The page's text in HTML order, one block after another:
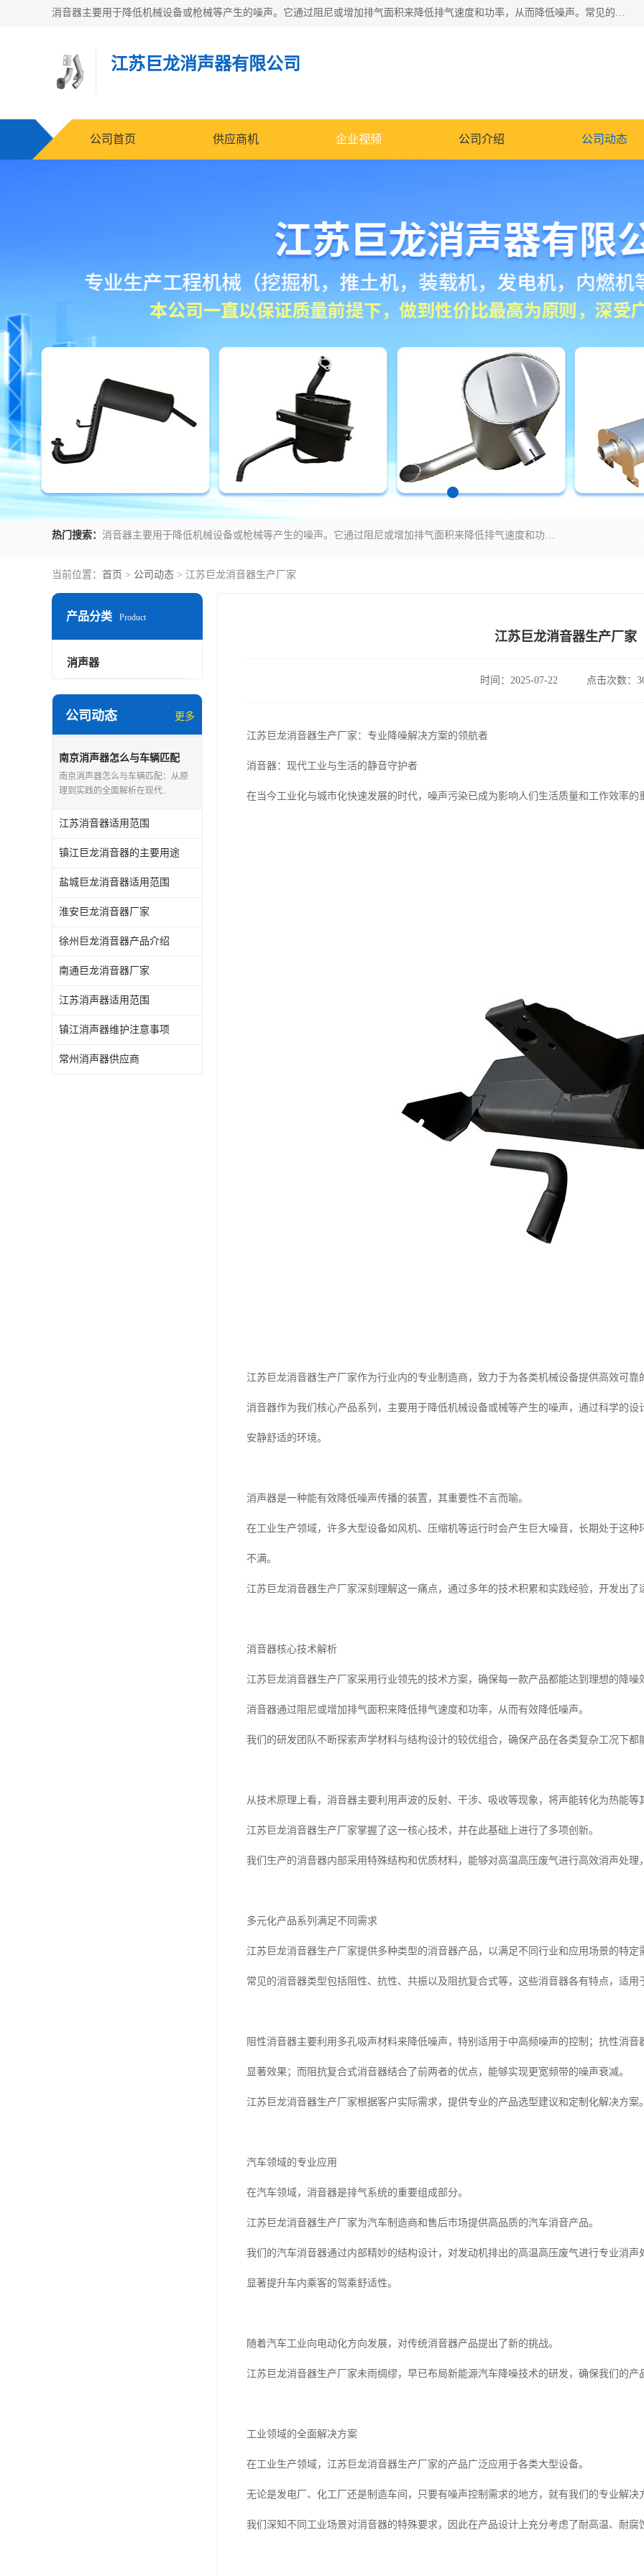
消音器主要用于降低机械设备或枪械等产生的噪声。它通过阻尼或增加排气面积来降低排气速度和功率，从而降低噪声。常见的消音器类型包括阻性消声器、抗性消声器、共振消声器以及阻抗复合式消声器等。这些消音器各有特点，适用于不同频率的噪声消除。
江苏巨龙消声器有限公司
公司首页 供应商机 企业视频 公司介绍 公司动态
热门搜索： 消音器主要用于降低机械设备或枪械等产生的噪声。它通过阻尼或增加排气面积来降低排气速度和功率，从而降低噪声。常见的消音器类型包括阻性消声器、抗性消声器、共振消声器以及阻抗复合式消声器等。这些消音器各有特点，适用于不同频率的噪声消除。
当前位置： 首页 > 公司动态 > 江苏巨龙消音器生产厂家
产品分类 Product
消声器
公司动态 更多
南京消声器怎么与车辆匹配
南京消声器怎么与车辆匹配：从原
理到实践的全面解析在现代..
江苏消音器适用范围
镇江巨龙消音器的主要用途
盐城巨龙消音器适用范围
淮安巨龙消音器厂家
徐州巨龙消音器产品介绍
南通巨龙消音器厂家
江苏消声器适用范围
镇江消声器维护注意事项
常州消声器供应商
江苏巨龙消音器生产厂家
时间：2025-07-22 点击次数：
江苏巨龙消音器生产厂家：专业降噪解决方案的领航者
消音器：现代工业与生活的静音守护者
在当今工业化与城市化快速发展的时代，噪声污染已成为影响人们生活质量和工作效率的
江苏巨龙消音器生产厂家作为行业内的专业制造商，致力于为各类机械设备提供高效可靠
消音器作为我们核心产品系列，主要用于降低机械设备或械等产生的噪声，通过科学的
安静舒适的环境。
消声器是一种能有效降低噪声传播的装置，其重要性不言而喻。
在工业生产领域，许多大型设备如风机、压缩机等运行时会产生巨大噪音，长期处于这
不满。
江苏巨龙消音器生产厂家深刻理解这一痛点，通过多年的技术积累和实践经验，开发出了
消音器核心技术解析
江苏巨龙消音器生产厂家采用行业领先的技术方案，确保每一款产品都能达到理想的降噪
消音器通过阻尼或增加排气面积来降低排气速度和功率，从而有效降低噪声。
我们的研发团队不断探索声学材料与结构设计的较优组合，确保产品在各类复杂工况下都
从技术原理上看，消音器主要利用声波的反射、干涉、吸收等现象，将声能转化为热能等
江苏巨龙消音器生产厂家掌握了这一核心技术，并在此基础上进行了多项创新。
我们生产的消音器内部采用特殊结构和优质材料，能够对高温高压废气进行高效消声处理
多元化产品系列满足不同需求
江苏巨龙消音器生产厂家提供多种类型的消音器产品，以满足不同行业和应用场景的特定
常见的消音器类型包括阻性、抗性、共振以及阻抗复合式等，这些消音器各有特点，适用
阻性消音器主要利用多孔吸声材料来降低噪声，特别适用于中高频噪声的控制；抗性消
显著效果；而阻抗复合式消音器结合了前两者的优点，能够实现更宽频带的噪声衰减。
江苏巨龙消音器生产厂家根据客户实际需求，提供专业的产品选型建议和定制化解决方案。
汽车领域的专业应用
在汽车领域，消音器是排气系统的重要组成部分。
江苏巨龙消音器生产厂家为汽车制造商和售后市场提供高品质的汽车消音产品。
我们的汽车消音器通过内部精妙的结构设计，对发动机排出的高温高压废气进行专业消
显著提升车内乘客的驾乘舒适性。
随着汽车工业向电动化方向发展，对传统消音器产品提出了新的挑战。
江苏巨龙消音器生产厂家未雨绸缪，早已布局新能源汽车降噪技术的研发，确保我们的产
工业领域的全面解决方案
在工业生产领域，江苏巨龙消音器生产厂家的产品广泛应用于各类大型设备。
无论是发电厂、化工厂还是制造车间，只要有噪声控制需求的地方，就有我们的专业解决
我们深知不同工业场景对消音器的特殊要求，因此在产品设计上充分考虑了耐高温、耐腐